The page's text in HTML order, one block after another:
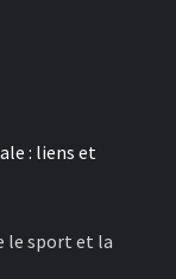
: liens et
le sport et la